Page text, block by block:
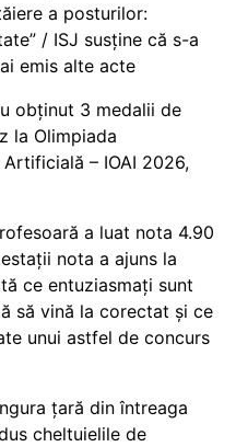
a posturilor:
/ ISJ susține că s-a
emis alte acte
obținut 3 medalii de
la Olimpiada
– IOAI 2026,
a luat nota 4.90
nota a ajuns la
ce entuziasmați sunt
să vină la corectat și ce
unui astfel de concurs
țară din întreaga
cheltuielile de